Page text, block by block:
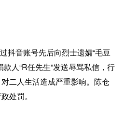
音账号先后向烈士遗孀“毛豆
人“R任先生”发送辱骂私信，行
二人生活造成严重影响。陈仓
处罚。